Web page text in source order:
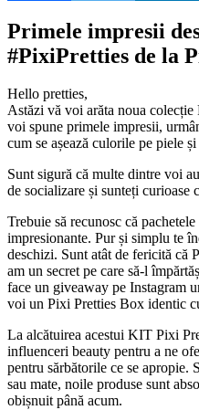
Primele impresii
#PixiPretties de la
Hello pretties,
Astăzi vă voi arăta noua
voi spune primele impresii,
cum se așează culorile pe piele
Sunt sigură că multe dintre voi
de socializare și sunteți curioase
Trebuie să recunosc că
impresionante. Pur și simplu te
deschizi. Sunt atât de fericită că
am un secret pe care să-l
face un giveaway pe Instagram
voi un Pixi Pretties Box identic
La alcătuirea acestui KIT Pixi
influenceri beauty pentru a ne
pentru sărbătorile ce se apropie.
sau mate, noile produse sunt
obișnuit până acum.